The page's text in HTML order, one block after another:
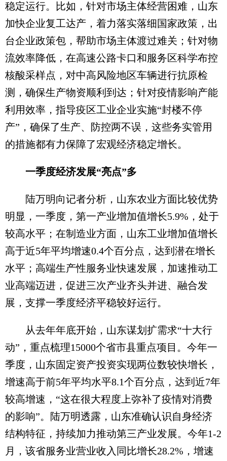
稳定运行。比如，针对市场主体经营困难，山东
加快企业复工达产，着力落实落细国家政策，出
台企业政策包，帮助市场主体渡过难关；针对物
流效率降低，在高速公路卡口和服务区科学布控
核酸采样点，对中高风险地区车辆进行抗原检
测，确保生产物资顺利到达；针对疫情影响产能
利用效率，指导疫区工业企业实施“封楼不停
产”，确保了生产、防控两不误，这些务实管用
的措施都有力保障了宏观经济稳定增长。
一季度经济发展“亮点”多
陆万明向记者分析，山东农业方面比较优势
明显，一季度，第一产业增加值增长5.9%，处于
较高水平；在制造业方面，山东工业增加值增长
高于近5年平均增速0.4个百分点，达到潜在增长
水平；高端生产性服务业快速发展，加速推动工
业高端迈进，促进三次产业齐头并进、融合发
展，支撑一季度经济平稳较好运行。
从去年年底开始，山东谋划扩需求“十大行
动”，重点梳理15000个省市县重点项目。今年一
季度，山东固定资产投资实现两位数较快增长，
增速高于前5年平均水平8.1个百分点，达到近7年
较高增速，“这在很大程度上弥补了疫情对消费
的影响”。陆万明透露，山东准确认识自身经济
结构特征，持续加力推动第三产业发展。今年1-2
月，该省服务业营业收入同比增长28.2%，增速